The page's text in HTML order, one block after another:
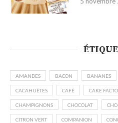
AMANDES BACON BANANES
CACAHUÈTES CAFÉ CAKE
CHAMPIGNONS CHOCOLAT
CITRON VERT COMPANION